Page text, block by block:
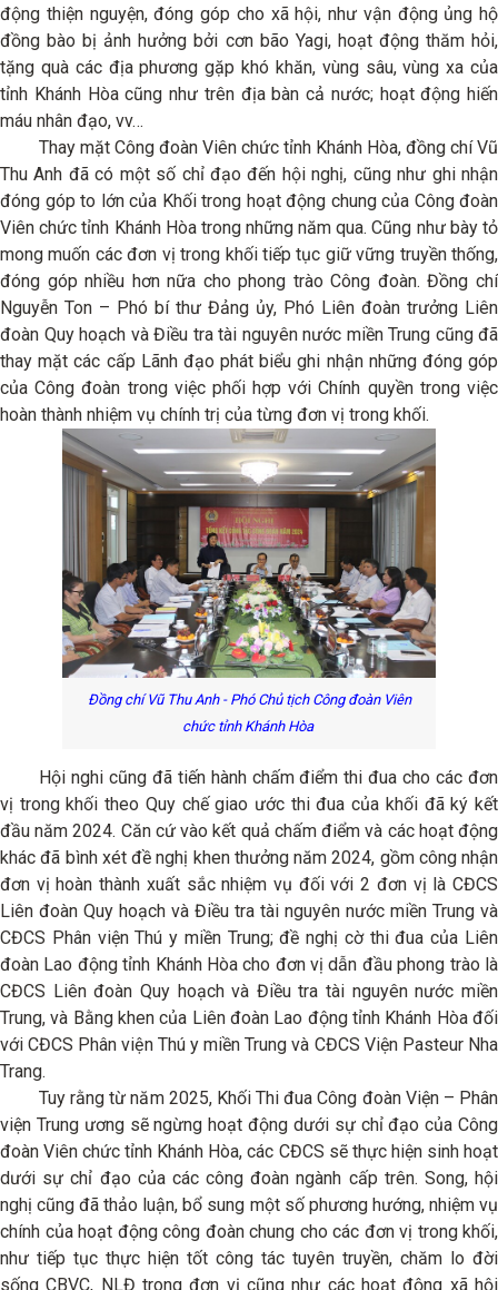
động thiện nguyện, đóng góp cho xã hội, như vận động ủng hộ
đồng bào bị ảnh hưởng bởi cơn bão Yagi, hoạt động thăm hỏi,
tặng quà các địa phương gặp khó khăn, vùng sâu, vùng xa của
tỉnh Khánh Hòa cũng như trên địa bàn cả nước; hoạt động hiến
máu nhân đạo, vv…
Thay mặt Công đoàn Viên chức tỉnh Khánh Hòa, đồng chí Vũ
Thu Anh đã có một số chỉ đạo đến hội nghị, cũng như ghi nhận
đóng góp to lớn của Khối trong hoạt động chung của Công đoàn
Viên chức tỉnh Khánh Hòa trong những năm qua. Cũng như bày tỏ
mong muốn các đơn vị trong khối tiếp tục giữ vững truyền thống,
đóng góp nhiều hơn nữa cho phong trào Công đoàn. Đồng chí
Nguyễn Ton – Phó bí thư Đảng ủy, Phó Liên đoàn trưởng Liên
đoàn Quy hoạch và Điều tra tài nguyên nước miền Trung cũng đã
thay mặt các cấp Lãnh đạo phát biểu ghi nhận những đóng góp
của Công đoàn trong việc phối hợp với Chính quyền trong việc
hoàn thành nhiệm vụ chính trị của từng đơn vị trong khối.
Đồng chí Vũ Thu Anh - Phó Chủ tịch Công đoàn Viên
chức tỉnh Khánh Hòa
Hội nghi cũng đã tiến hành chấm điểm thi đua cho các đơn
vị trong khối theo Quy chế giao ước thi đua của khối đã ký kết
đầu năm 2024. Căn cứ vào kết quả chấm điểm và các hoạt động
khác đã bình xét đề nghị khen thưởng năm 2024, gồm công nhận
đơn vị hoàn thành xuất sắc nhiệm vụ đối với 2 đơn vị là CĐCS
Liên đoàn Quy hoạch và Điều tra tài nguyên nước miền Trung và
CĐCS Phân viện Thú y miền Trung; đề nghị cờ thi đua của Liên
đoàn Lao động tỉnh Khánh Hòa cho đơn vị dẫn đầu phong trào là
CĐCS Liên đoàn Quy hoạch và Điều tra tài nguyên nước miền
Trung, và Bằng khen của Liên đoàn Lao động tỉnh Khánh Hòa đối
với CĐCS Phân viện Thú y miền Trung và CĐCS Viện Pasteur Nha
Trang.
Tuy rằng từ năm 2025, Khối Thi đua Công đoàn Viện – Phân
viện Trung ương sẽ ngừng hoạt động dưới sự chỉ đạo của Công
đoàn Viên chức tỉnh Khánh Hòa, các CĐCS sẽ thực hiện sinh hoạt
dưới sự chỉ đạo của các công đoàn ngành cấp trên. Song, hội
nghị cũng đã thảo luận, bổ sung một số phương hướng, nhiệm vụ
chính của hoạt động công đoàn chung cho các đơn vị trong khối,
như tiếp tục thực hiện tốt công tác tuyên truyền, chăm lo đời
sống CBVC, NLĐ trong đơn vị cũng như các hoạt động xã hội